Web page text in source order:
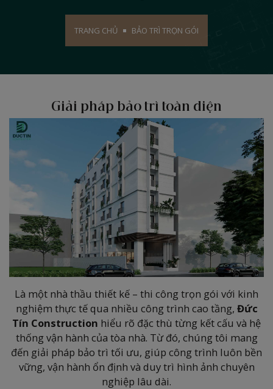
TRANG CHỦ BẢO TRÌ TRỌN GÓI
Giải pháp bảo trì toàn diện
Là một nhà thầu thiết kế – thi công trọn gói với kinh
nghiệm thực tế qua nhiều công trình cao tầng, Đức
Tín Construction hiểu rõ đặc thù từng kết cấu và hệ
thống vận hành của tòa nhà. Từ đó, chúng tôi mang
đến giải pháp bảo trì tối ưu, giúp công trình luôn bền
vững, vận hành ổn định và duy trì hình ảnh chuyên
nghiệp lâu dài.